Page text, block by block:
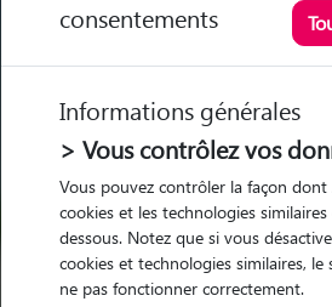
Trouvez une garde
Reventin-Vaugris
Parmi nos 1 pet-sitters
Vaugris
consentements
Informations générales
> Vous contrôlez vos
Vous pouvez contrôler la façon
cookies et les technologies
dessous. Notez que si vous
cookies et technologies similaires,
ne pas fonctionner correctement.